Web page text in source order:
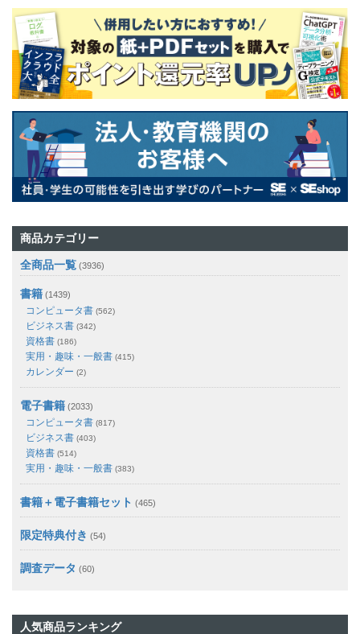
商品カテゴリー
全商品一覧 (3936)
書籍 (1439)
コンピュータ書 (562)
ビジネス書 (342)
資格書 (186)
実用・趣味・一般書 (415)
カレンダー (2)
電子書籍 (2033)
コンピュータ書 (817)
ビジネス書 (403)
資格書 (514)
実用・趣味・一般書 (383)
書籍＋電子書籍セット (465)
限定特典付き (54)
調査データ (60)
人気商品ランキング